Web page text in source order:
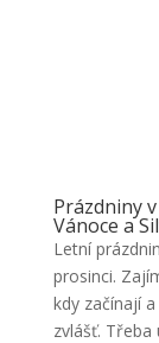
Prázdniny
Vánoce a
Letní
prosinci.
kdy začínají
zvlášť. Třeba